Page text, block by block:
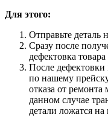
Для этого:
Отправьте деталь
Сразу после
дефектовка
После
по нашему
отказа от
данном случае
детали ложатся на